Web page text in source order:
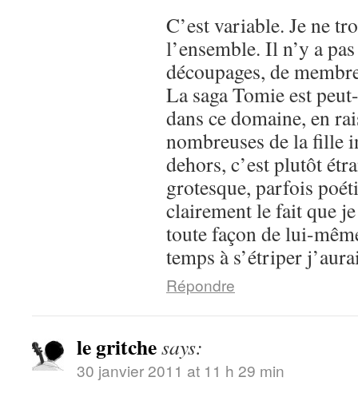
C’est variable. Je ne
l’ensemble. Il n’y a
découpages, de
La saga Tomie est
dans ce domaine, en
nombreuses de la fille
dehors, c’est plutôt
grotesque, parfois
clairement le fait que
toute façon de lui-
temps à s’étriper
Répondre
le gritchesays:
30 janvier 2011 at 11 h 29 min